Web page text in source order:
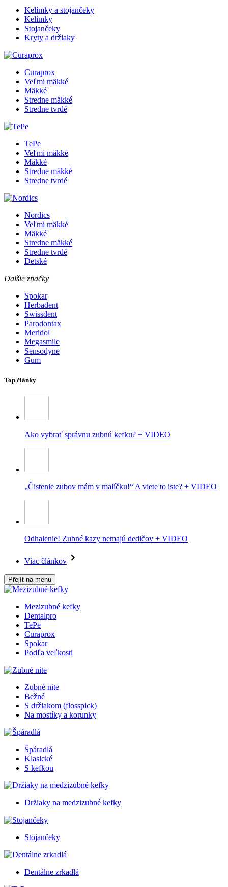
Kelímky a stojančeky
Kelímky
Stojančeky
Kryty a držiaky
Curaprox
Veľmi mäkké
Mäkké
Stredne mäkké
Stredne tvrdé
TePe
Veľmi mäkké
Mäkké
Stredne mäkké
Stredne tvrdé
Nordics
Veľmi mäkké
Mäkké
Stredne mäkké
Stredne tvrdé
Detské
Dalšie značky
Spokar
Herbadent
Swissdent
Parodontax
Meridol
Megasmile
Sensodyne
Gum
Top články
Ako vybrať správnu zubnú kefku? + VIDEO
„Čistenie zubov mám v malíčku!“ A viete to iste? + VIDEO
Odhalenie! Zubné kazy nemajú dedičov + VIDEO
Viac článkov
Přejít na menu
Mezizubné kefky
Dentalpro
TePe
Curaprox
Spokar
Podľa veľkosti
Zubné nite
Bežné
S držiakom (flosspick)
Na mostíky a korunky
Špáradlá
Klasické
S kefkou
Držiaky na medzizubné kefky
Stojančeky
Dentálne zrkadlá